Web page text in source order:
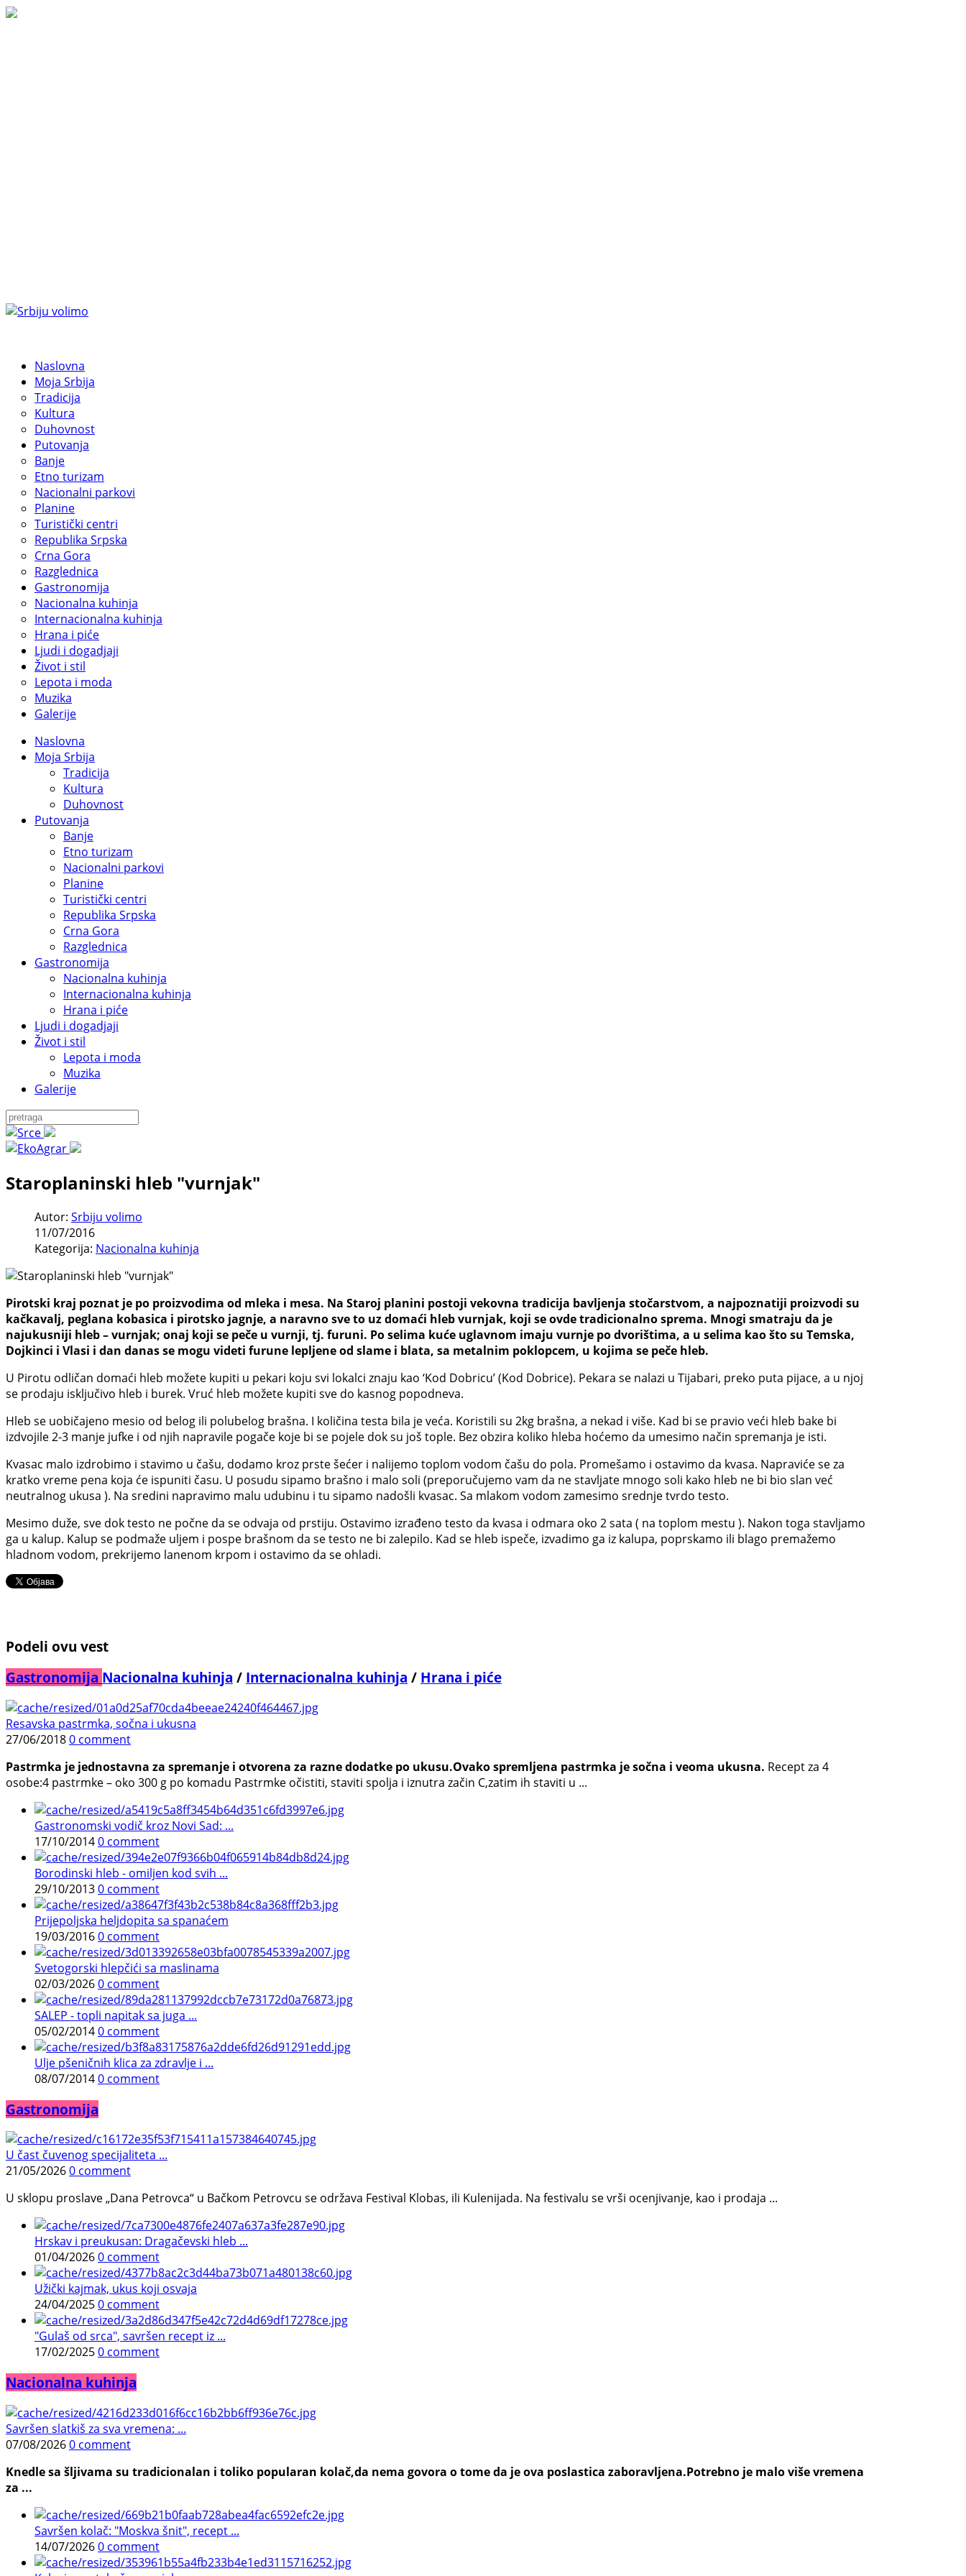
Naslovna
Moja Srbija
Tradicija
Kultura
Duhovnost
Putovanja
Banje
Etno turizam
Nacionalni parkovi
Planine
Turistički centri
Republika Srpska
Crna Gora
Razglednica
Gastronomija
Nacionalna kuhinja
Internacionalna kuhinja
Hrana i piće
Ljudi i dogadjaji
Život i stil
Lepota i moda
Muzika
Galerije
Naslovna
Moja Srbija
Tradicija
Kultura
Duhovnost
Putovanja
Banje
Etno turizam
Nacionalni parkovi
Planine
Turistički centri
Republika Srpska
Crna Gora
Razglednica
Gastronomija
Nacionalna kuhinja
Internacionalna kuhinja
Hrana i piće
Ljudi i dogadjaji
Život i stil
Lepota i moda
Muzika
Galerije
Staroplaninski hleb "vurnjak"
Autor: Srbiju volimo
11/07/2016
Kategorija: Nacionalna kuhinja
Pirotski kraj poznat je po proizvodima od mleka i mesa. Na Staroj planini postoji vekovna tradicija bavljenja stočarstvom, a najpoznatiji proizvodi su
kačkavalj, peglana kobasica i pirotsko jagnje, a naravno sve to uz domaći hleb vurnjak, koji se ovde tradicionalno sprema. Mnogi smatraju da je
najukusniji hleb – vurnjak; onaj koji se peče u vurnji, tj. furuni. Po selima kuće uglavnom imaju vurnje po dvorištima, a u selima kao što su Temska,
Dojkinci i Vlasi i dan danas se mogu videti furune lepljene od slame i blata, sa metalnim poklopcem, u kojima se peče hleb.
U Pirotu odličan domaći hleb možete kupiti u pekari koju svi lokalci znaju kao ‘Kod Dobricu’ (Kod Dobrice). Pekara se nalazi u Tijabari, preko puta pijace, a u njoj
se prodaju isključivo hleb i burek. Vruć hleb možete kupiti sve do kasnog popodneva.
Hleb se uobičajeno mesio od belog ili polubelog brašna. I količina testa bila je veća. Koristili su 2kg brašna, a nekad i više. Kad bi se pravio veći hleb bake bi
izdvojile 2-3 manje jufke i od njih napravile pogače koje bi se pojele dok su još tople. Bez obzira koliko hleba hoćemo da umesimo način spremanja je isti.
Kvasac malo izdrobimo i stavimo u čašu, dodamo kroz prste šećer i nalijemo toplom vodom čašu do pola. Promešamo i ostavimo da kvasa. Napraviće se za
kratko vreme pena koja će ispuniti času. U posudu sipamo brašno i malo soli (preporučujemo vam da ne stavljate mnogo soli kako hleb ne bi bio slan već
neutralnog ukusa ). Na sredini napravimo malu udubinu i tu sipamo nadošli kvasac. Sa mlakom vodom zamesimo srednje tvrdo testo.
Mesimo duže, sve dok testo ne počne da se odvaja od prstiju. Ostavimo izrađeno testo da kvasa i odmara oko 2 sata ( na toplom mestu ). Nakon toga stavljamo
ga u kalup. Kalup se podmaže uljem i pospe brašnom da se testo ne bi zalepilo. Kad se hleb ispeče, izvadimo ga iz kalupa, poprskamo ili blago premažemo
hladnom vodom, prekrijemo lanenom krpom i ostavimo da se ohladi.
Podeli ovu vest
Gastronomija Nacionalna kuhinja / Internacionalna kuhinja / Hrana i piće
Resavska pastrmka, sočna i ukusna
27/06/20180 comment
Pastrmka je jednostavna za spremanje i otvorena za razne dodatke po ukusu.Ovako spremljena pastrmka je sočna i veoma ukusna. Recept za 4
osobe:4 pastrmke – oko 300 g po komadu Pastrmke očistiti, staviti spolja i iznutra začin C,zatim ih staviti u ...
Gastronomski vodič kroz Novi Sad: ...
17/10/20140 comment
Borodinski hleb - omiljen kod svih ...
29/10/20130 comment
Prijepoljska heljdopita sa spanaćem
19/03/20160 comment
Svetogorski hlepčići sa maslinama
02/03/20260 comment
SALEP - topli napitak sa juga ...
05/02/20140 comment
Ulje pšeničnih klica za zdravlje i ...
08/07/20140 comment
Gastronomija
U čast čuvenog specijaliteta ...
21/05/20260 comment
U sklopu proslave „Dana Petrovca“ u Bačkom Petrovcu se održava Festival Klobas, ili Kulenijada. Na festivalu se vrši ocenjivanje, kao i prodaja ...
Hrskav i preukusan: Dragačevski hleb ...
01/04/20260 comment
Užički kajmak, ukus koji osvaja
24/04/20250 comment
"Gulaš od srca", savršen recept iz ...
17/02/20250 comment
Nacionalna kuhinja
Savršen slatkiš za sva vremena: ...
07/08/20260 comment
Knedle sa šljivama su tradicionalan i toliko popularan kolač,da nema govora o tome da je ova poslastica zaboravljena.Potrebno je malo više vremena
za ...
Savršen kolač: "Moskva šnit", recept ...
14/07/20260 comment